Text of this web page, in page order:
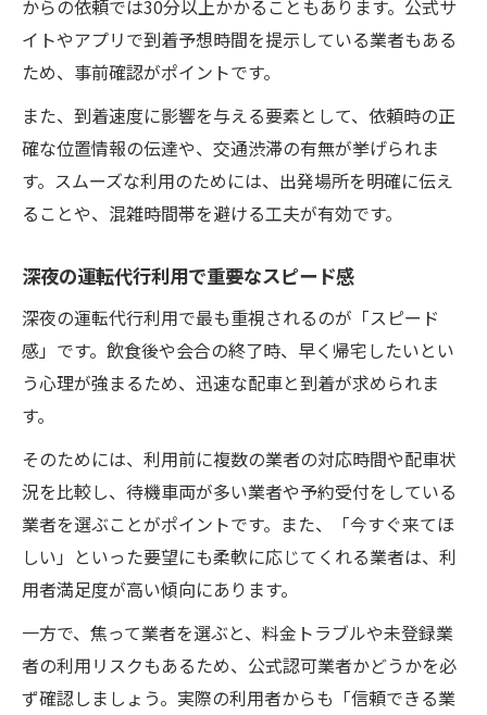
からの依頼では30分以上かかることもあります。公式サ
イトやアプリで到着予想時間を提示している業者もある
ため、事前確認がポイントです。
また、到着速度に影響を与える要素として、依頼時の正
確な位置情報の伝達や、交通渋滞の有無が挙げられま
す。スムーズな利用のためには、出発場所を明確に伝え
ることや、混雑時間帯を避ける工夫が有効です。
深夜の運転代行利用で重要なスピード感
深夜の運転代行利用で最も重視されるのが「スピード
感」です。飲食後や会合の終了時、早く帰宅したいとい
う心理が強まるため、迅速な配車と到着が求められま
す。
そのためには、利用前に複数の業者の対応時間や配車状
況を比較し、待機車両が多い業者や予約受付をしている
業者を選ぶことがポイントです。また、「今すぐ来てほ
しい」といった要望にも柔軟に応じてくれる業者は、利
用者満足度が高い傾向にあります。
一方で、焦って業者を選ぶと、料金トラブルや未登録業
者の利用リスクもあるため、公式認可業者かどうかを必
ず確認しましょう。実際の利用者からも「信頼できる業